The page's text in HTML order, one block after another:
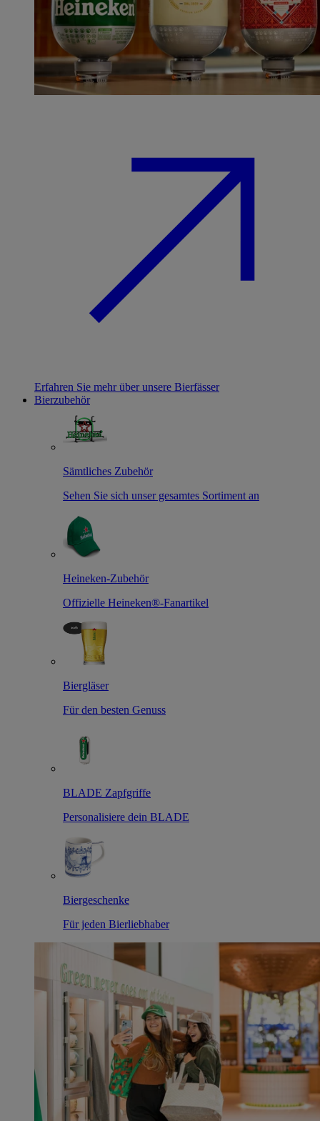
Erfahren Sie mehr über unsere Bierfässer
Bierzubehör
Sämtliches Zubehör
Sehen Sie sich unser gesamtes Sortiment an
Heineken-Zubehör
Offizielle Heineken®-Fanartikel
Biergläser
Für den besten Genuss
BLADE Zapfgriffe
Personalisiere dein BLADE
Biergeschenke
Für jeden Bierliebhaber